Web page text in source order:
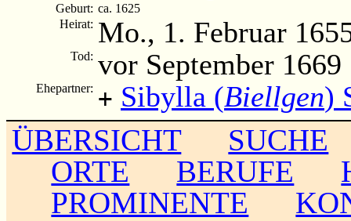
Geburt: ca. 1625
Heirat: Mo., 1. Februar
Tod: vor September 1669
Ehepartner: + Sibylla (Biellgen)
ÜBERSICHT
SUCHE
ORTE
BERUFE
PROMINENTE